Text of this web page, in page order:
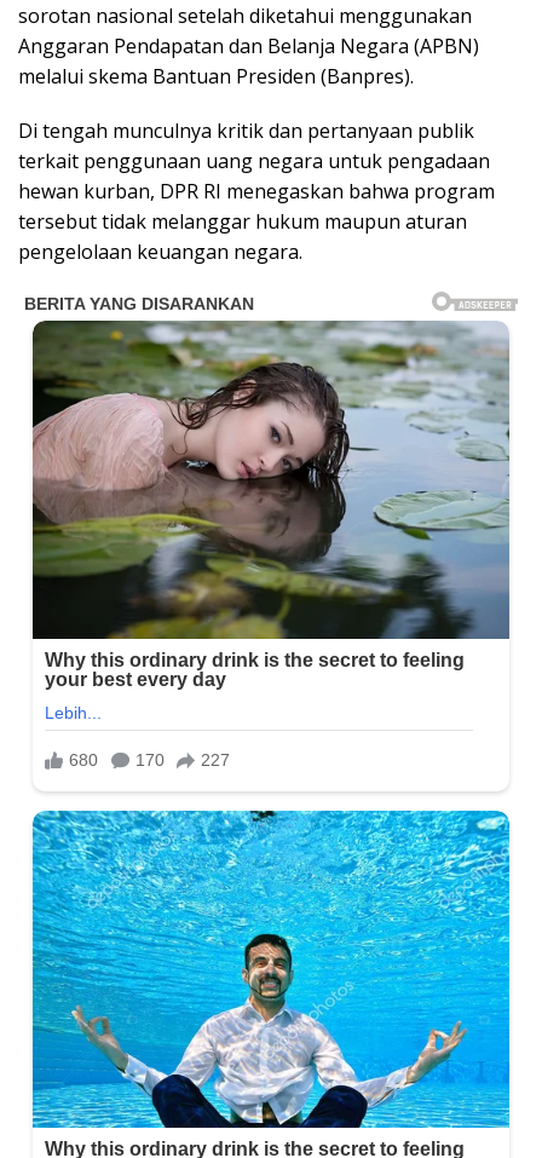
sorotan nasional setelah diketahui menggunakan
Anggaran Pendapatan dan Belanja Negara (APBN)
melalui skema Bantuan Presiden (Banpres).
Di tengah munculnya kritik dan pertanyaan publik
terkait penggunaan uang negara untuk pengadaan
hewan kurban, DPR RI menegaskan bahwa program
tersebut tidak melanggar hukum maupun aturan
pengelolaan keuangan negara.